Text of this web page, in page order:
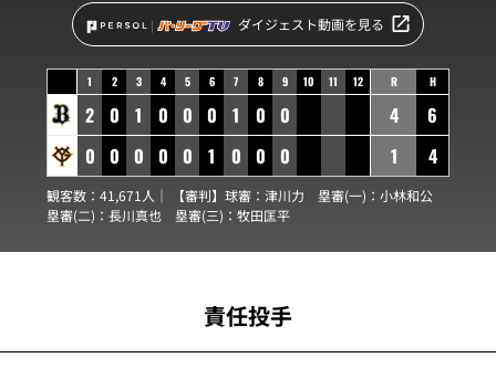
ダイジェスト動画を見る
1 2 3 4 5 6 7 8 9 10 11 12
2 0 1 0 0 0 1 0 0
0 0 0 0 0 1 0 0 0
R H
4
6
1
4
観客数：41,671人｜ 【審判】球審： 津川力 塁審(一)： 小林和公
塁審(二)： 長川真也 塁審(三)： 牧田匡平
責任投手